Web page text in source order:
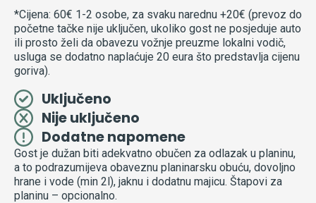
*Cijena: 60€ 1-2 osobe, za svaku narednu +20€ (prevoz do
početne tačke nije uključen, ukoliko gost ne posjeduje auto
ili prosto želi da obavezu vožnje preuzme lokalni vodič,
usluga se dodatno naplaćuje 20 eura što predstavlja cijenu
goriva).
Uključeno
Nije uključeno
Dodatne napomene
Gost je dužan biti adekvatno obučen za odlazak u planinu,
a to podrazumijeva obaveznu planinarsku obuću, dovoljno
hrane i vode (min 2l), jaknu i dodatnu majicu. Štapovi za
planinu – opcionalno.